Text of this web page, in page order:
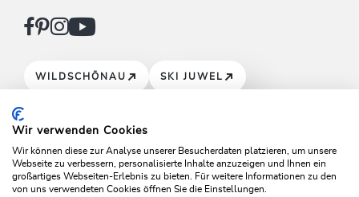
WILDSCHÖNAU SKI JUWEL
Wir verwenden Cookies
Wir können diese zur Analyse unserer Besucherdaten platzieren, um unsere
Webseite zu verbessern, personalisierte Inhalte anzuzeigen und Ihnen ein
großartiges Webseiten-Erlebnis zu bieten. Für weitere Informationen zu den
von uns verwendeten Cookies öffnen Sie die Einstellungen.